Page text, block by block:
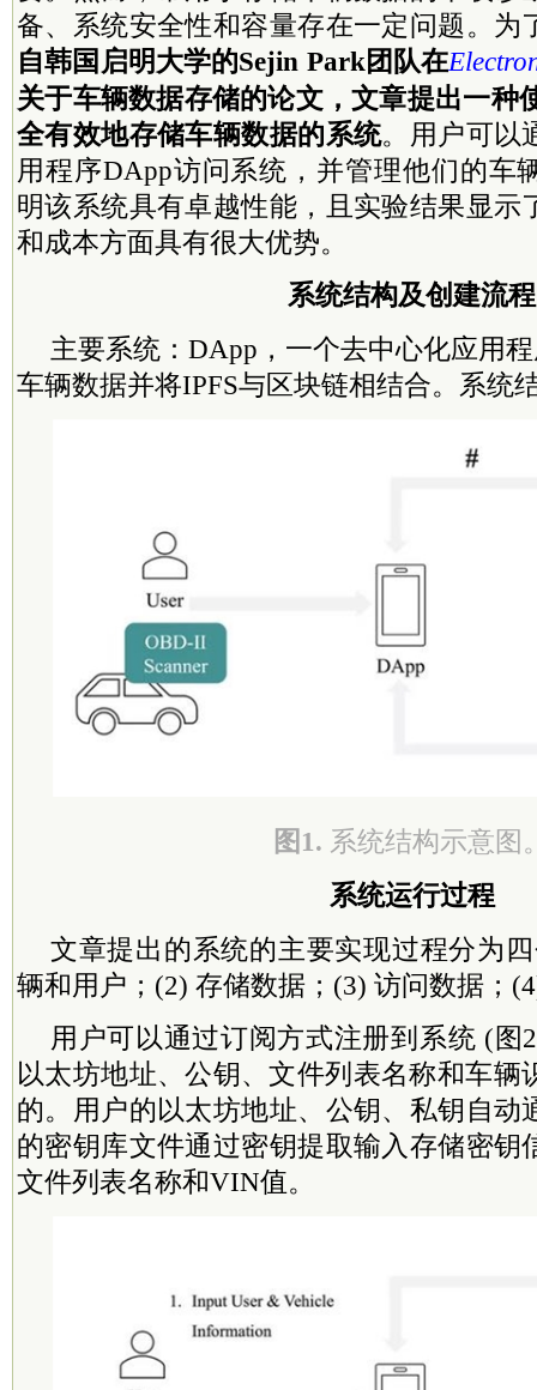
备、系统安全性和容量存在一定问题。为
自韩国启明大学的Sejin Park团队在
关于车辆数据存储的论文，文章提出一种
全有效地存储车辆数据的系统。用户可以
用程序DApp访问系统，并管理他们的车
明该系统具有卓越性能，且实验结果显示
和成本方面具有很大优势。
系统结构及创建流程
主要系统：DApp，一个去中心化应用
车辆数据并将IPFS与区块链相结合。系统
图1. 系统结构示意图
系统运行过程
文章提出的系统的主要实现过程分为
辆和用户；(2) 存储数据；(3) 访问数据；
用户可以通过订阅方式注册到系统 (图
以太坊地址、公钥、文件列表名称和车辆
的。用户的以太坊地址、公钥、私钥自动
的密钥库文件通过密钥提取输入存储密钥
文件列表名称和VIN值。